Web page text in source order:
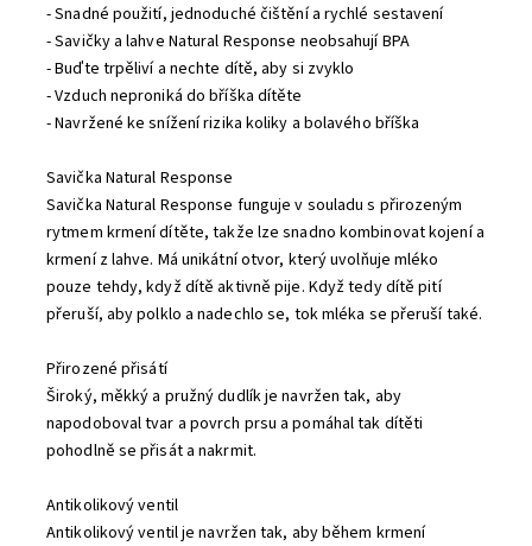
- Snadné použití, jednoduché čištění a rychlé sestavení
- Savičky a lahve Natural Response neobsahují BPA
- Buďte trpěliví a nechte dítě, aby si zvyklo
- Vzduch neproniká do bříška dítěte
- Navržené ke snížení rizika koliky a bolavého bříška
Savička Natural Response
Savička Natural Response funguje v souladu s přirozeným
rytmem krmení dítěte, takže lze snadno kombinovat kojení a
krmení z lahve. Má unikátní otvor, který uvolňuje mléko
pouze tehdy, když dítě aktivně pije. Když tedy dítě pití
přeruší, aby polklo a nadechlo se, tok mléka se přeruší také.
Přirozené přisátí
Široký, měkký a pružný dudlík je navržen tak, aby
napodoboval tvar a povrch prsu a pomáhal tak dítěti
pohodlně se přisát a nakrmit.
Antikolikový ventil
Antikolikový ventil je navržen tak, aby během krmení